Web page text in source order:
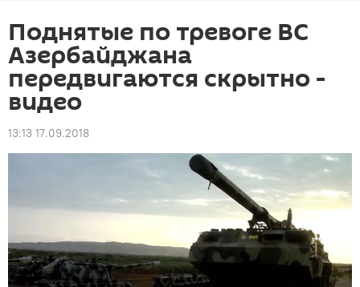
Поднятые по тревоге ВС
Азербайджана
передвигаются скрытно -
видео
13:13 17.09.2018